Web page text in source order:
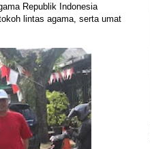
Republik Indonesia
lintas agama, serta umat